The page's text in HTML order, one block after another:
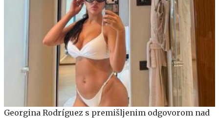
Georgina Rodríguez s premišljenim odgovorom nad